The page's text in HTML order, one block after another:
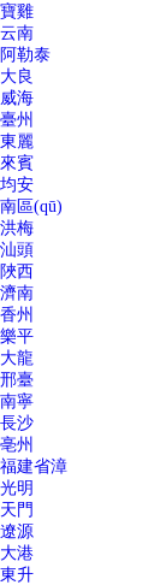
寶雞
云南
阿勒泰
大良
威海
臺州
東麗
來賓
均安
南區(qū)
洪梅
汕頭
陜西
濟南
香州
樂平
大龍
邢臺
南寧
長沙
亳州
福建省漳
光明
天門
遼源
大港
東升